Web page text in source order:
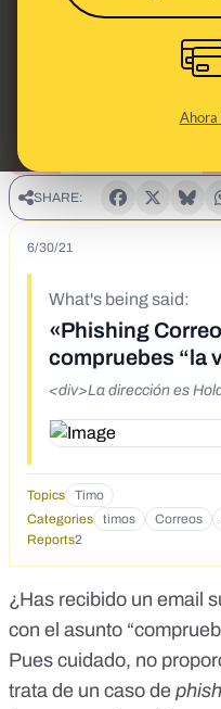
Ahora
SHARE:
6/30/21
What's being said:
«Phishing
compruebes “la
<div>La dirección es
Topics Timo
Categories
timos Correos
Reports2
¿Has recibido un email
con el asunto
Pues cuidado, no
trata de un caso de